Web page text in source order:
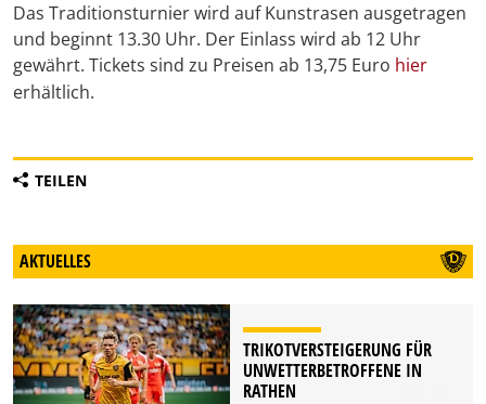
Das Traditionsturnier wird auf Kunstrasen ausgetragen
und beginnt 13.30 Uhr. Der Einlass wird ab 12 Uhr
gewährt. Tickets sind zu Preisen ab 13,75 Euro hier
erhältlich.
TEILEN
AKTUELLES
TRIKOTVERSTEIGERUNG FÜR
UNWETTERBETROFFENE IN
RATHEN